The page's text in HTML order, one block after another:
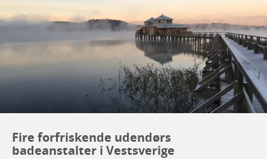
Fire forfriskende udendørs
badeanstalter i Vestsverige